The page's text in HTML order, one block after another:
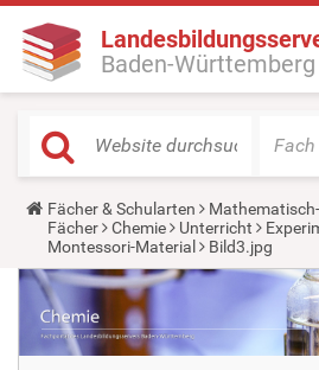
Baden-Württemberg
Fach
Y
o
u
a
r
e
h
e
r
Fächer & Schularten
Fächer
Chemie Unterricht
Montessori-Material
Bild3.jpg